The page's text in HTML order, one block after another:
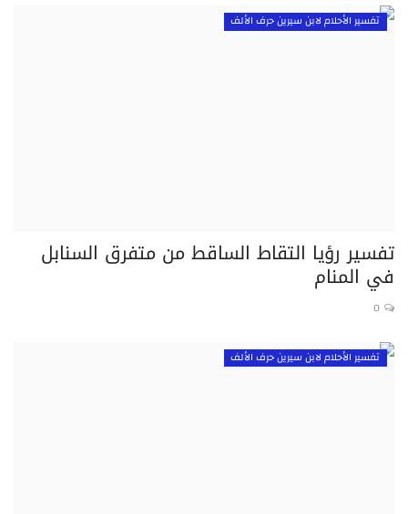
تفسير الأحلام لابن سيرين حرف الألف
تفسير رؤيا التقاط الساقط من متفرق السنابل
في المنام
0
تفسير الأحلام لابن سيرين حرف الألف